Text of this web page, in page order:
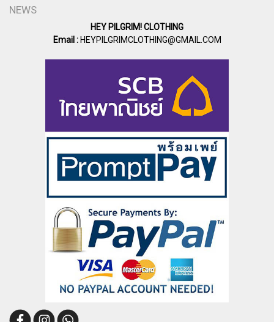
NEWS
HEY PILGRIM! CLOTHING
Email :HEYPILGRIMCLOTHING@GMAIL.COM